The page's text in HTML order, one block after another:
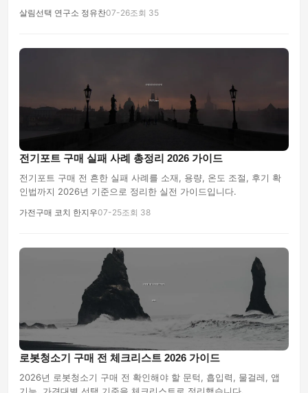
살림선택 연구소 정유찬07-26조회 35
전기포트 구매 실패 사례 총정리 2026 가이드
전기포트 구매 전 흔한 실패 사례를 소재, 용량, 온도 조절, 후기 확
인법까지 2026년 기준으로 정리한 실전 가이드입니다.
가전구매 코치 한지우07-25조회 38
로봇청소기 구매 전 체크리스트 2026 가이드
2026년 로봇청소기 구매 전 확인해야 할 문턱, 흡입력, 물걸레, 앱